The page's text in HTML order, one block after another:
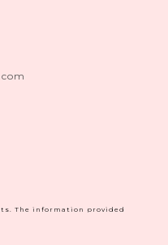
The information provided